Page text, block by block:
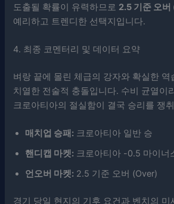
도출될 확률이 유력하므로 2.5 기준 오
예리하고 트렌디한 선택지입니다.
4. 최종 코멘터리 및 데이터 요약
벼랑 끝에 몰린 체급의 강자와 확실한 역
치열한 전술적 충돌입니다. 수비 균열이
크로아티아의 절실함이 결국 승리를 쟁
매치업 승패: 크로아티아 일반 승
핸디캡 마켓: 크로아티아 -0.5 마이너
언오버 마켓: 2.5 기준 오버 (Over)
경기 당일 현지의 기후 요건과 벤치의 미